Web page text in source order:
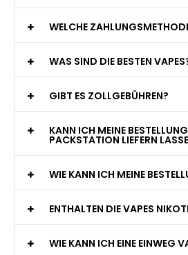
WELCHE
WAS SIND DIE BESTEN
GIBT ES ZOLLGEBÜHREN?
KANN ICH MEINE
PACKSTATION LIEFERN
WIE KANN ICH MEINE
ENTHALTEN DIE VAPES
WIE KANN ICH EINE EINWEG